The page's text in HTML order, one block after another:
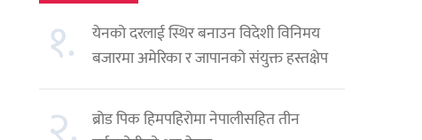
१.
येनको दरलाई स्थिर बनाउन विदेशी विनिमय
बजारमा अमेरिका र जापानको संयुक्त हस्तक्षेप
ब्रोड पिक हिमपहिरोमा नेपालीसहित तीन